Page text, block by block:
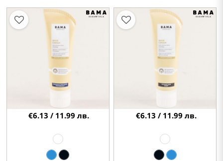
€6.13 / 11.99 лв. €6.13 / 11.99 лв.